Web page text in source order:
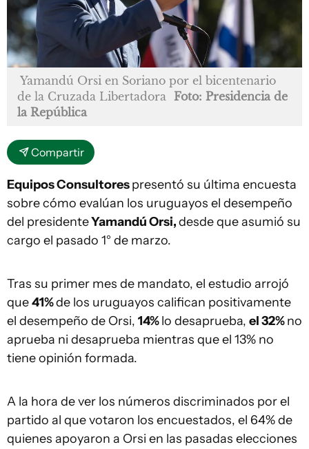
Yamandú Orsi en Soriano por el bicentenario
de la Cruzada Libertadora Foto: Presidencia de
la República
Compartir
Equipos Consultorespresentó su última encuesta
sobre cómo evalúan los uruguayos el desempeño
del presidenteYamandú Orsi,desde que asumió su
cargo el pasado 1° de marzo.
Tras su primer mes de mandato, el estudio arrojó
que41%de los uruguayos califican positivamente
el desempeño de Orsi, 14%lo desaprueba, el 32%no
aprueba ni desaprueba mientras que el 13% no
tiene opinión formada.
A la hora de ver los números discriminados por el
partido al que votaron los encuestados, el 64% de
quienes apoyaron a Orsi en las pasadas elecciones